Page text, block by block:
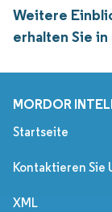
Weitere
erhalten Sie
MORDOR
Startseite
Kontaktieren Sie
XML